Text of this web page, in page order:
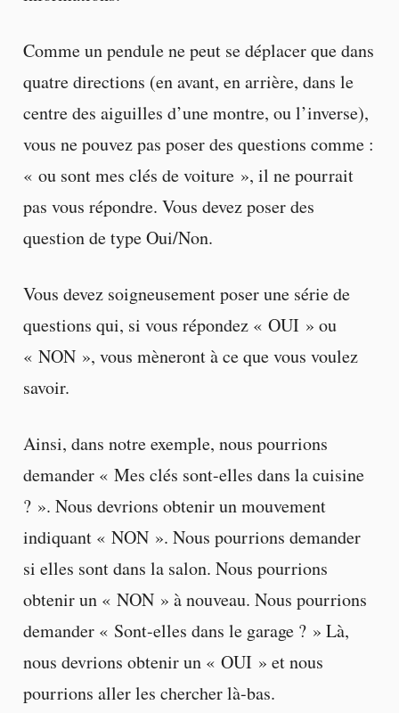
Comme un pendule ne peut se déplacer que dans
quatre directions (en avant, en arrière, dans le
centre des aiguilles d’une montre, ou l’inverse),
vous ne pouvez pas poser des questions comme :
« ou sont mes clés de voiture », il ne pourrait
pas vous répondre. Vous devez poser des
question de type Oui/Non.
Vous devez soigneusement poser une série de
questions qui, si vous répondez « OUI » ou
« NON », vous mèneront à ce que vous voulez
savoir.
Ainsi, dans notre exemple, nous pourrions
demander « Mes clés sont-elles dans la cuisine
? ». Nous devrions obtenir un mouvement
indiquant « NON ». Nous pourrions demander
si elles sont dans la salon. Nous pourrions
obtenir un « NON » à nouveau. Nous pourrions
demander « Sont-elles dans le garage ? » Là,
nous devrions obtenir un « OUI » et nous
pourrions aller les chercher là-bas.